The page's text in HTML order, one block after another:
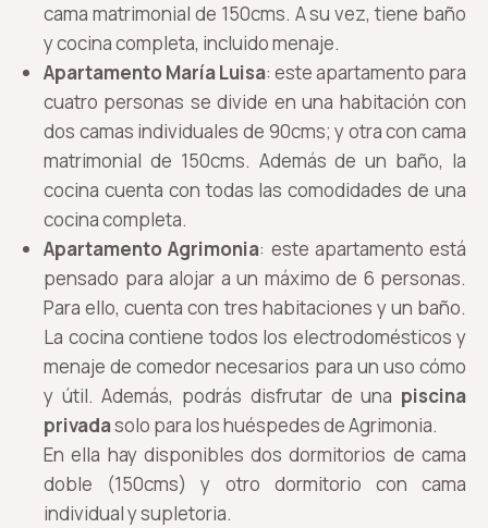
cama matrimonial de 150cms. A su vez, tiene baño
y cocina completa, incluido menaje.
Apartamento María Luisa: este apartamento para
cuatro personas se divide en una habitación con
dos camas individuales de 90cms; y otra con cama
matrimonial de 150cms. Además de un baño, la
cocina cuenta con todas las comodidades de una
cocina completa.
Apartamento Agrimonia: este apartamento está
pensado para alojar a un máximo de 6 personas.
Para ello, cuenta con tres habitaciones y un baño.
La cocina contiene todos los electrodomésticos y
menaje de comedor necesarios para un uso cómo
y útil. Además, podrás disfrutar de una piscina
privadasolo para los huéspedes de Agrimonia.
En ella hay disponibles dos dormitorios de cama
doble (150cms) y otro dormitorio con cama
individual y supletoria.